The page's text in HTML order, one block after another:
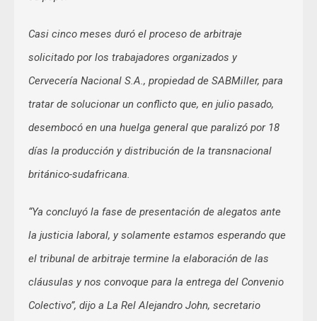
Casi cinco meses duró el proceso de arbitraje
solicitado por los trabajadores organizados y
Cervecería Nacional S.A., propiedad de SABMiller, para
tratar de solucionar un conflicto que, en julio pasado,
desembocó en una huelga general que paralizó por 18
días la producción y distribución de la transnacional
británico-sudafricana.
“Ya concluyó la fase de presentación de alegatos ante
la justicia laboral, y solamente estamos esperando que
el tribunal de arbitraje termine la elaboración de las
cláusulas y nos convoque para la entrega del Convenio
Colectivo”, dijo a La Rel Alejandro John, secretario